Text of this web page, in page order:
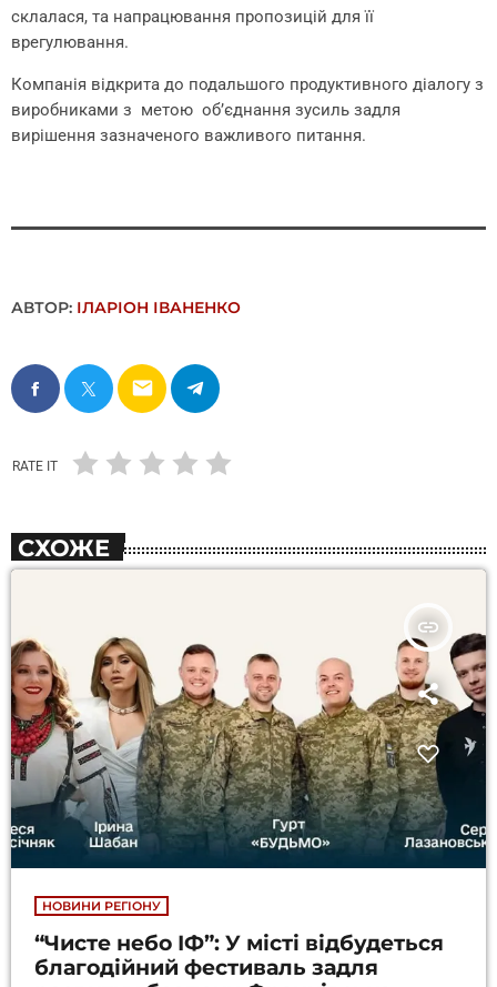
склалася, та напрацювання пропозицій для її
врегулювання.
Компанія відкрита до подальшого продуктивного діалогу з
виробниками з метою об’єднання зусиль задля
вирішення зазначеного важливого питання.
АВТОР: ІЛАРІОН ІВАНЕНКО
email
RATE IT
СХОЖЕ
insert_link
НОВИНИ РЕГІОНУ
“Чисте небо ІФ”: У місті відбудеться
благодійний фестиваль задля